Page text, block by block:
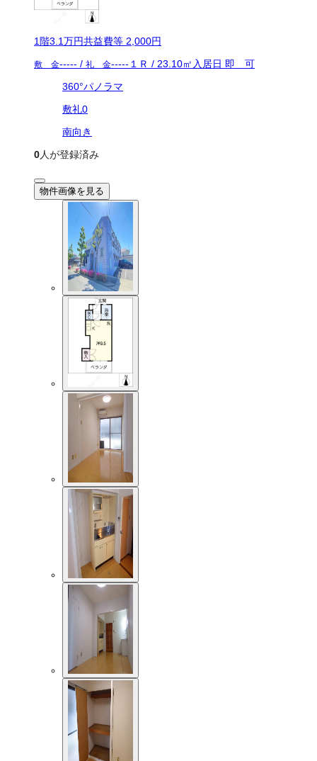
1階3.1万円共益費等 2,000円
敷 金----- / 礼 金----- １Ｒ / 23.10㎡ 入居日 即 可
360°パノラマ
敷礼0
南向き
0人が登録済み
物件画像を見る